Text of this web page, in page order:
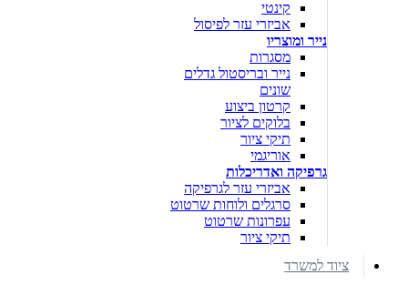
קינטי
אביזרי עזר לפיסול
נייר ומוצריו
מסגרות
נייר ובריסטול גדלים
שונים
קרטון ביצוע
בלוקים לציור
תיקי ציור
אוריגמי
גרפיקה ואדריכלות
אביזרי עזר לגרפיקה
סרגלים ולוחות שרטוט
עפרונות שרטוט
תיקי ציור
ציוד למשרד